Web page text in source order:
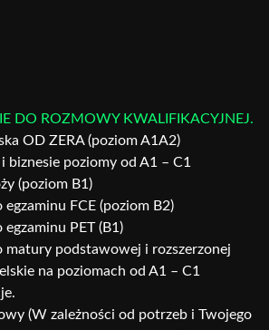
DO ROZMOWY KWALIFIKACYJNEJ.
OD ZERA (poziom A1A2)
biznesie poziomy od A1 – C1
(poziom B1)
FCE (poziom B2)
PET (B1)
matury podstawowej i rozszerzonej
na poziomach od A1 – C1
(W zależności od potrzeb i Twojego